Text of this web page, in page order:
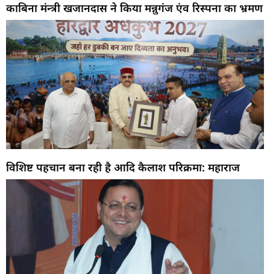
काबिना मंन्त्री खजानदास ने किया मन्नुगंज एंव रिस्पना का भ्रमण
विशिष्ट पहचान बना रही है आदि कैलाश परिक्रमा: महाराज